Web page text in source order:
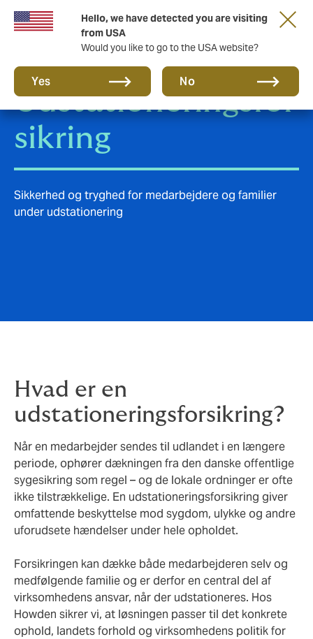
Hello, we have detected you are visiting
from USA
Would you like to go to the USA website?
Yes No
Udstationeringsfor
sikring
Sikkerhed og tryghed for medarbejdere og familier
under udstationering
Hvad er en
udstationeringsforsikring?
Når en medarbejder sendes til udlandet i en længere
periode, ophører dækningen fra den danske offentlige
sygesikring som regel – og de lokale ordninger er ofte
ikke tilstrækkelige. En udstationeringsforsikring giver
omfattende beskyttelse mod sygdom, ulykke og andre
uforudsete hændelser under hele opholdet.
Forsikringen kan dække både medarbejderen selv og
medfølgende familie og er derfor en central del af
virksomhedens ansvar, når der udstationeres. Hos
Howden sikrer vi, at løsningen passer til det konkrete
ophold, landets forhold og virksomhedens politik for